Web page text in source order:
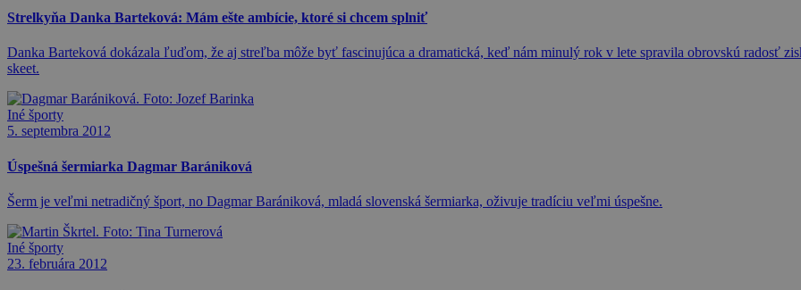
Strelkyňa Danka Barteková: Mám ešte ambície, ktoré si chcem splniť
Danka Barteková dokázala ľuďom, že aj streľba môže byť fascinujúca a dramatická, keď nám minulý rok v lete spravila obrovskú radosť
skeet.
Iné športy
5. septembra 2012
Úspešná šermiarka Dagmar Barániková
Šerm je veľmi netradičný šport, no Dagmar Barániková, mladá slovenská šermiarka, oživuje tradíciu veľmi úspešne.
Iné športy
23. februára 2012